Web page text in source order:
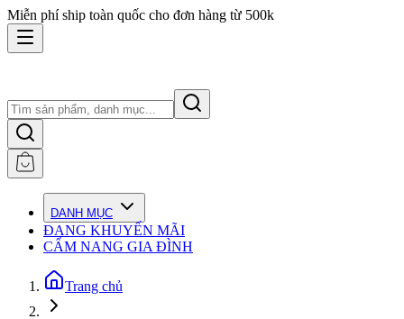
Miễn phí ship toàn quốc cho đơn hàng từ 500k
DANH MỤC
ĐANG KHUYẾN MÃI
CẨM NANG GIA ĐÌNH
Trang chủ